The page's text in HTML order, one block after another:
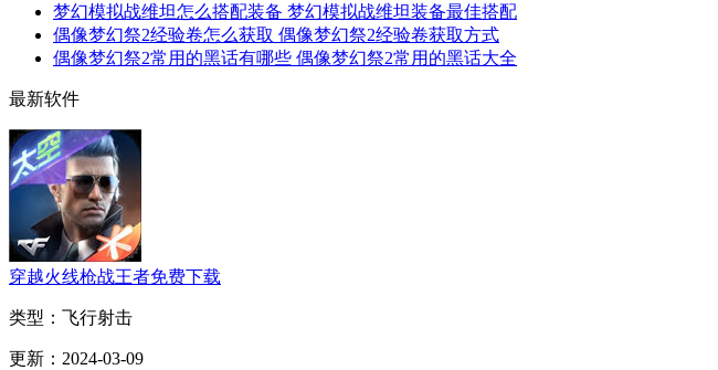
梦幻模拟战维坦怎么搭配装备 梦幻模拟战维坦装备最佳搭配
偶像梦幻祭2经验卷怎么获取 偶像梦幻祭2经验卷获取方式
偶像梦幻祭2常用的黑话有哪些 偶像梦幻祭2常用的黑话大全
最新软件
穿越火线枪战王者免费下载
类型： 飞行射击
更新： 2024-03-09